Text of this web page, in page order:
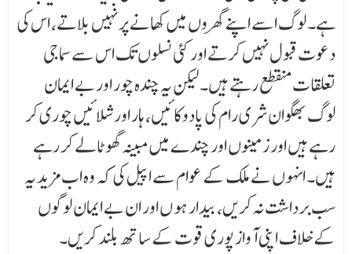
ہے۔ لوگ اسے اپنے گھروں میں کھانے پر نہیں بلاتے، اس کی
دعوت قبول نہیں کرتے اور کئی نسلوں تک اس سے سماجی
تعلقات منقطع رہتے ہیں۔ لیکن یہ چندہ چور اور بے ایمان
لوگ بھگوان شری رام کی پادوکائیں، ہار اور شلائیں چوری کر
رہے ہیں اور زمینوں اور چندے میں مبینہ گھوٹالے کر رہے
ہیں۔ انہوں نے ملک کے عوام سے اپیل کی کہ وہ اب مزید یہ
سب برداشت نہ کریں، بیدار ہو ں اور ان بے ایمان لوگوں
کے خلاف اپنی آواز پوری قوت کے ساتھ بلند کریں۔